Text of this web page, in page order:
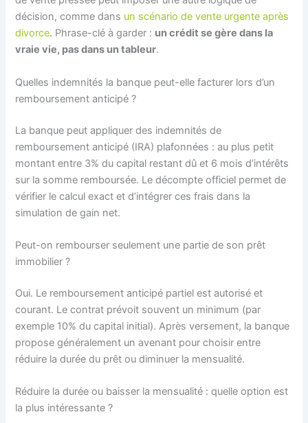
décision, comme dans un scénario de vente urgente après
divorce. Phrase-clé à garder : un crédit se gère dans la
vraie vie, pas dans un tableur.
Quelles indemnités la banque peut-elle facturer lors d’un
remboursement anticipé ?
La banque peut appliquer des indemnités de
remboursement anticipé (IRA) plafonnées : au plus petit
montant entre 3% du capital restant dû et 6 mois d’intérêts
sur la somme remboursée. Le décompte officiel permet de
vérifier le calcul exact et d’intégrer ces frais dans la
simulation de gain net.
Peut-on rembourser seulement une partie de son prêt
immobilier ?
Oui. Le remboursement anticipé partiel est autorisé et
courant. Le contrat prévoit souvent un minimum (par
exemple 10% du capital initial). Après versement, la banque
propose généralement un avenant pour choisir entre
réduire la durée du prêt ou diminuer la mensualité.
Réduire la durée ou baisser la mensualité : quelle option est
la plus intéressante ?